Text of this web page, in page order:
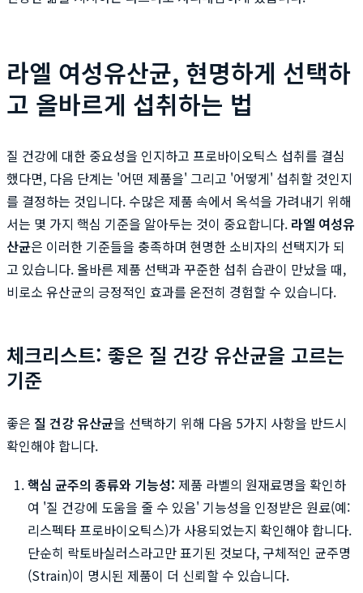
라엘 여성유산균, 현명하게 선택하
고 올바르게 섭취하는 법
질 건강에 대한 중요성을 인지하고 프로바이오틱스 섭취를 결심
했다면, 다음 단계는 '어떤 제품을' 그리고 '어떻게' 섭취할 것인지
를 결정하는 것입니다. 수많은 제품 속에서 옥석을 가려내기 위해
서는 몇 가지 핵심 기준을 알아두는 것이 중요합니다. 라엘 여성유
산균은 이러한 기준들을 충족하며 현명한 소비자의 선택지가 되
고 있습니다. 올바른 제품 선택과 꾸준한 섭취 습관이 만났을 때,
비로소 유산균의 긍정적인 효과를 온전히 경험할 수 있습니다.
체크리스트: 좋은 질 건강 유산균을 고르는
기준
좋은 질 건강 유산균을 선택하기 위해 다음 5가지 사항을 반드시
확인해야 합니다.
핵심 균주의 종류와 기능성: 제품 라벨의 원재료명을 확인하
여 '질 건강에 도움을 줄 수 있음' 기능성을 인정받은 원료(예:
리스펙타 프로바이오틱스)가 사용되었는지 확인해야 합니다.
단순히 락토바실러스라고만 표기된 것보다, 구체적인 균주명
(Strain)이 명시된 제품이 더 신뢰할 수 있습니다.